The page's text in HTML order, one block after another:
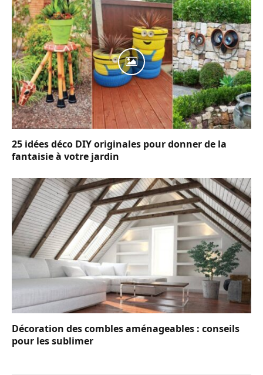
25 idées déco DIY originales pour donner de la
fantaisie à votre jardin
Décoration des combles aménageables : conseils
pour les sublimer